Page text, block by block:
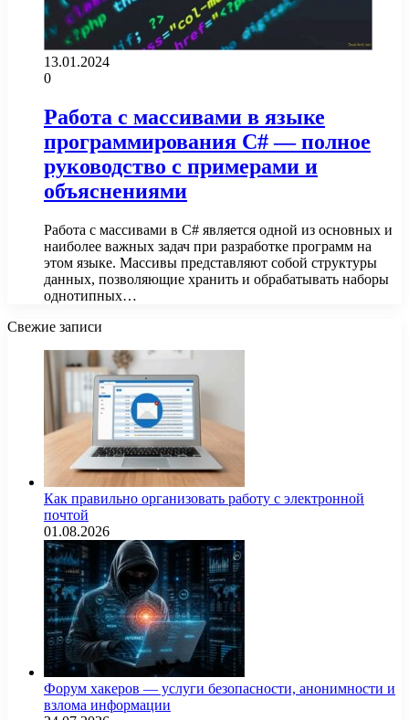
13.01.2024
0
Работа с массивами в языке
программирования C# — полное
руководство с примерами и
объяснениями
Работа с массивами в C# является одной из основных и
наиболее важных задач при разработке программ на
этом языке. Массивы представляют собой структуры
данных, позволяющие хранить и обрабатывать наборы
однотипных…
Свежие записи
Как правильно организовать работу с электронной
почтой
01.08.2026
Форум хакеров — услуги безопасности, анонимности и
взлома информации